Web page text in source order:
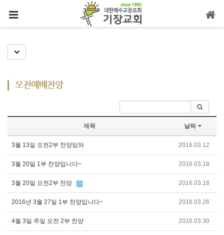
Toggle Dropdown
오전예배찬양
제목 날짜
3월 13일 오전2부 찬양임돠 2016.03.12
3월 20일 1부 찬양입니다~ 2016.03.18
3월 20일 오전2부 찬양 2016.03.18
2016년 3월 27일 1부 찬양입니다~ 2016.03.26
4월 3일 주일 오전 2부 찬양 2016.03.30